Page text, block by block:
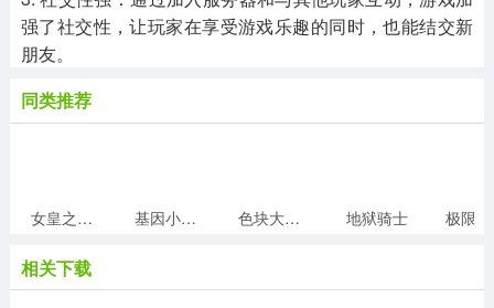
强了社交性，让玩家在享受游戏乐趣的同时，也能结交新
朋友。
同类推荐
女皇之刃大乱斗 基因小怪兽 色块大作战 地狱骑士
相关下载